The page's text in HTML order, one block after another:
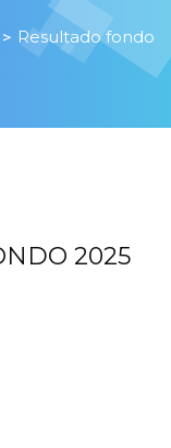
> Resultado fondo
2025